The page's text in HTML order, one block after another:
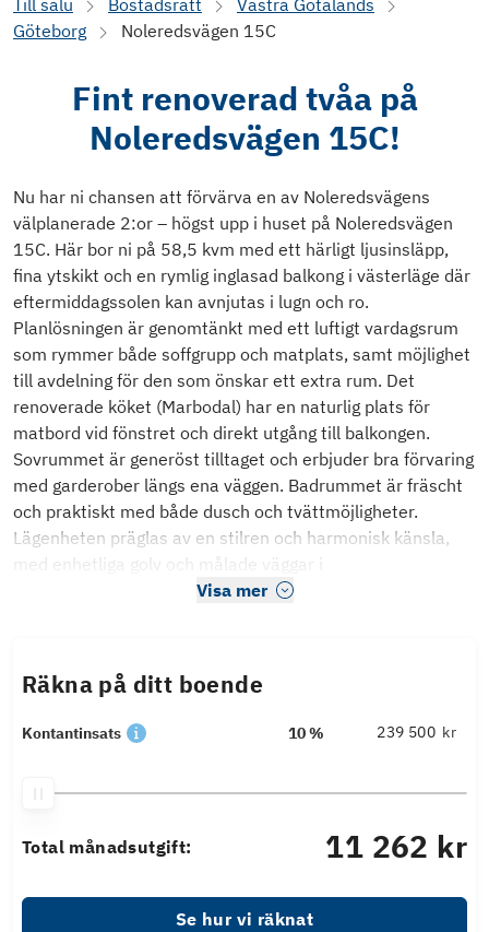
Till salu Bostadsrätt
Västra Götalands
Göteborg
Noleredsvägen 15C
Fint renoverad tvåa på
Noleredsvägen 15C!
Nu har ni chansen att förvärva en av Noleredsvägens
välplanerade 2:or – högst upp i huset på Noleredsvägen
15C. Här bor ni på 58,5 kvm med ett härligt ljusinsläpp,
fina ytskikt och en rymlig inglasad balkong i västerläge där
eftermiddagssolen kan avnjutas i lugn och ro.
Planlösningen är genomtänkt med ett luftigt vardagsrum
som rymmer både soffgrupp och matplats, samt möjlighet
till avdelning för den som önskar ett extra rum. Det
renoverade köket (Marbodal) har en naturlig plats för
matbord vid fönstret och direkt utgång till balkongen.
Sovrummet är generöst tilltaget och erbjuder bra förvaring
med garderober längs ena väggen. Badrummet är fräscht
och praktiskt med både dusch och tvättmöjligheter.
Lägenheten präglas av en stilren och harmonisk känsla,
med enhetliga golv och målade väggar i
Visa mer
Räkna på ditt boende
Kontantinsats 10 % kr
Total månadsutgift: 11 262 kr
Se hur vi räknat